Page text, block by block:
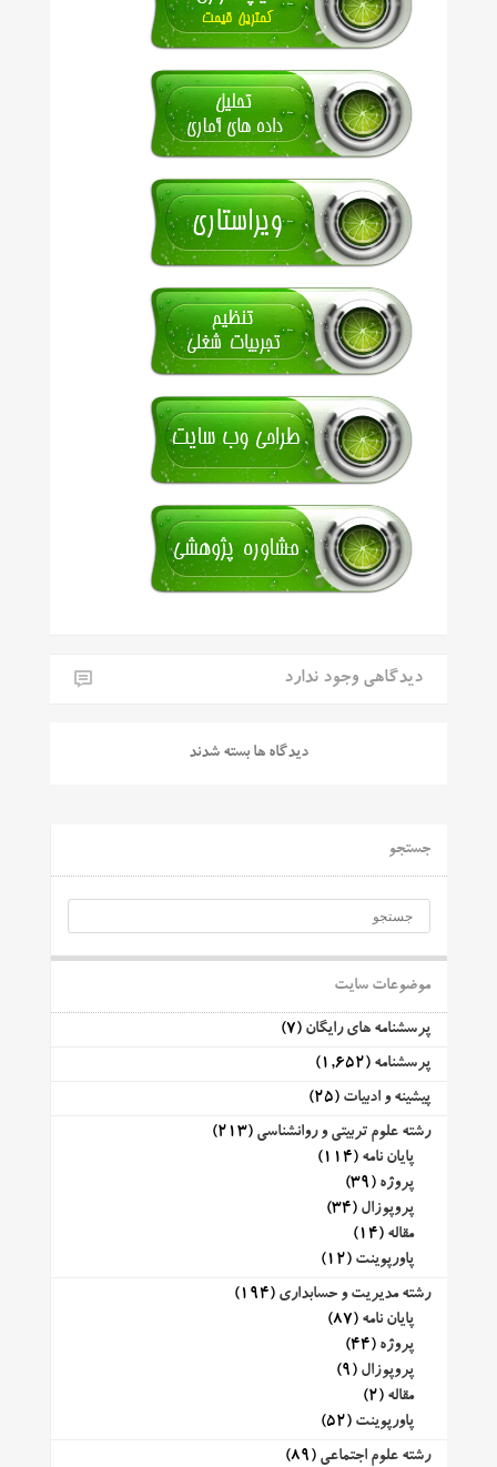
دیدگاهی وجود ندارد
دیدگاه ها بسته شدند
جستجو
موضوعات سایت
پرسشنامه های رایگان (7)
پرسشنامه (1,652)
پیشینه و ادبیات (25)
رشته علوم تربیتی و روانشناسی (213)
پایان نامه (114)
پروژه (39)
پروپوزال (34)
مقاله (14)
پاورپوینت (12)
رشته مدیریت و حسابداری (194)
پایان نامه (87)
پروژه (44)
پروپوزال (9)
مقاله (2)
پاورپوینت (52)
رشته علوم اجتماعی (89)